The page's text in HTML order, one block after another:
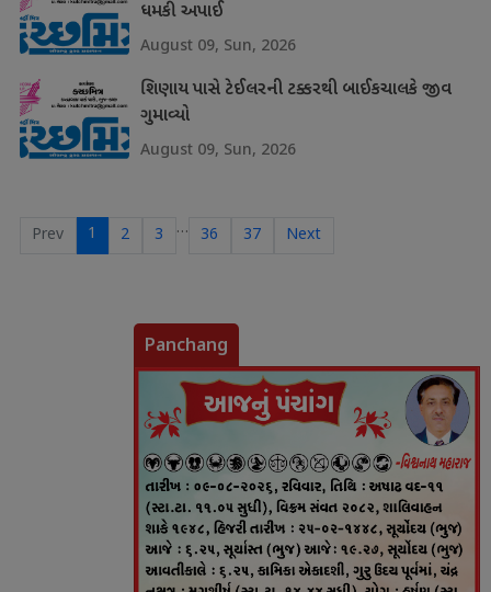
ધમકી અપાઈ
August 09, Sun, 2026
શિણાય પાસે ટેઈલરની ટક્કરથી બાઈકચાલકે જીવ
ગુમાવ્યો
August 09, Sun, 2026
Prev 1 2 3 … 36 37 Next
Panchang